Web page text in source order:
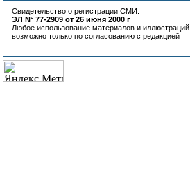
Свидетельство о регистрации СМИ:
ЭЛ N° 77-2909 от 26 июня 2000 г
Любое использование материалов и иллюстраций
возможно только по согласованию с редакцией